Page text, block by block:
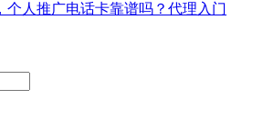
个人推广电话卡靠谱吗？代理入门